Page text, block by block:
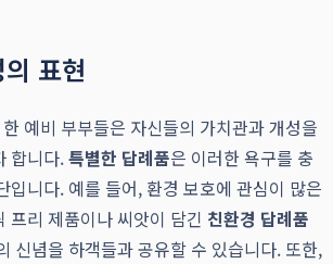
표현
예비 부부들은 자신들의 가치관과 개성을
합니다.특별한 답례품은 이러한 욕구를 충
입니다. 예를 들어, 환경 보호에 관심이 많은
프리 제품이나 씨앗이 담긴 친환경 답례품
신념을 하객들과 공유할 수 있습니다. 또한,